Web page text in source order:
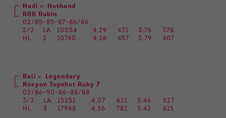
Hadi v.
Hothand
RBB Rubin
02/85-85-87-86/86
2/2
LA 10054 4,29 431 3,76
378
HL
2 10740 4,26 457 3,79 407
Bali v.
Legendary
Koepon Topshot Ruby 7
02/86-90-86-88/88
3/3
LA 15251 4,07 621 3,46
527
HL
3 17948 4,36 782 3,43 615